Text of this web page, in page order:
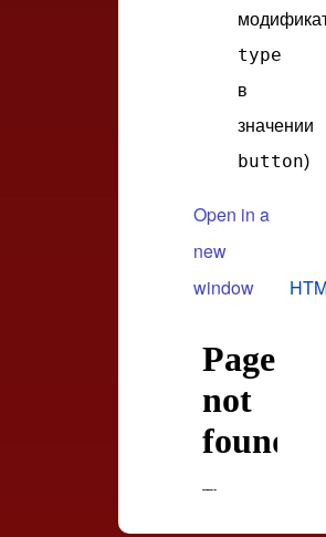
type
в
значении
button)
Open in a
new
window